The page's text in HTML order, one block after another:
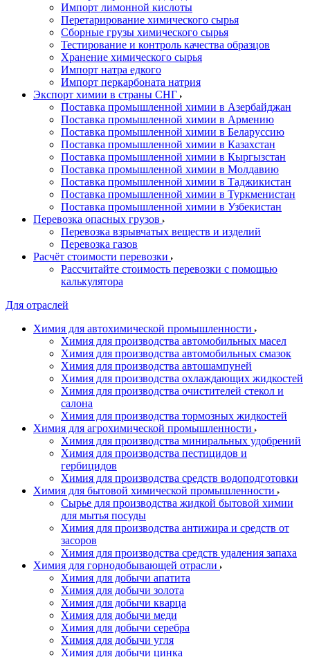
Импорт лимонной кислоты
Перетарирование химического сырья
Сборные грузы химического сырья
Тестирование и контроль качества образцов
Хранение химического сырья
Импорт натра едкого
Импорт перкарбоната натрия
Экспорт химии в страны СНГ
Поставка промышленной химии в Азербайджан
Поставка промышленной химии в Армению
Поставка промышленной химии в Беларуссию
Поставка промышленной химии в Казахстан
Поставка промышленной химии в Кыргызстан
Поставка промышленной химии в Молдавию
Поставка промышленной химии в Таджикистан
Поставка промышленной химии в Туркменистан
Поставка промышленной химии в Узбекистан
Перевозка опасных грузов
Перевозка взрывчатых веществ и изделий
Перевозка газов
Расчёт стоимости перевозки
Рассчитайте стоимость перевозки с помощью
калькулятора
Для отраслей
Химия для автохимической промышленности
Химия для производства автомобильных масел
Химия для производства автомобильных смазок
Химия для производства автошампуней
Химия для производства охлаждающих жидкостей
Химия для производства очистителей стекол и
салона
Химия для производства тормозных жидкостей
Химия для агрохимической промышленности
Химия для производства миниральных удобрений
Химия для производства пестицидов и
гербицидов
Химия для производства средств водоподготовки
Химия для бытовой химической промышленности
Сырье для производства жидкой бытовой химии
для мытья посуды
Химия для производства антижира и средств от
засоров
Химия для производства средств удаления запаха
Химия для горнодобывающей отрасли
Химия для добычи апатита
Химия для добычи золота
Химия для добычи кварца
Химия для добычи меди
Химия для добычи серебра
Химия для добычи угля
Химия для добычи цинка